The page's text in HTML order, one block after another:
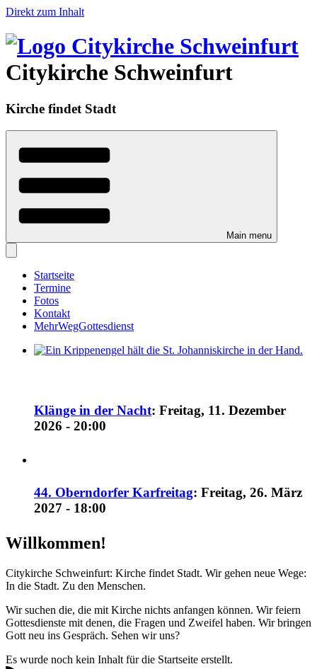
Direkt zum Inhalt
Citykirche Schweinfurt
Kirche findet Stadt
Main menu
Startseite
Termine
Fotos
Kontakt
MehrWegGottesdienst
Klänge in der Nacht: Freitag, 11. Dezember
2026 - 20:00
44. Oberndorfer Karfreitag: Freitag, 26. März
2027 - 18:00
Willkommen!
Citykirche Schweinfurt: Kirche findet Stadt. Wir gehen neue Wege:
In die Stadt. Zu den Menschen.
Wir suchen die, die mit Kirche nichts anfangen können. Wir feiern
Gottesdienste mit denen, die Fragen und Zweifel haben. Wir bringen
Gott neu ins Gespräch. Sehen wir uns?
Es wurde noch kein Inhalt für die Startseite erstellt.